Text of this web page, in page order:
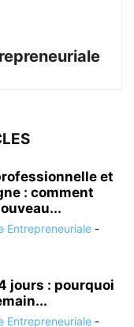
et
: comment
Entrepreneuriale -
jours : pourquoi
Entrepreneuriale -